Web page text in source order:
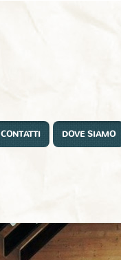
CONTATTI DOVE SIAMO